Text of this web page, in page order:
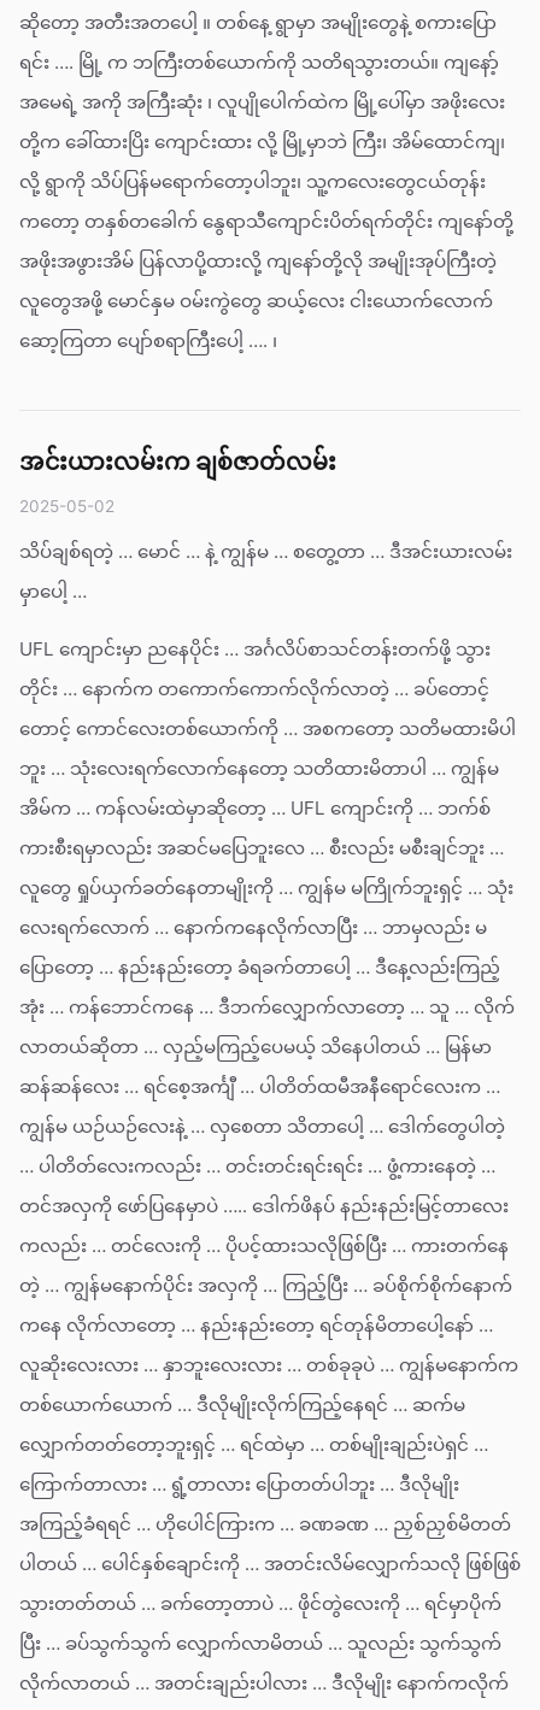
ဆိုတော့ အတီးအတပေါ့ ။ တစ်နေ့ ရွာမှာ အမျိုးတွေနဲ့ စကားပြော
ရင်း …. မြို့ က ဘကြီးတစ်ယောက်ကို သတိရသွားတယ်။ ကျနော့်
အမေရဲ့ အကို အကြီးဆုံး ၊ လူပျိုပေါက်ထဲက မြို့ပေါ်မှာ အဖိုးလေး
တို့က ခေါ်ထားပြိး ကျောင်းထား လို့ မြို့မှာဘဲ ကြီး၊ အိမ်ထောင်ကျ၊
လို့ ရွာကို သိပ်ပြန်မရောက်တော့ပါဘူး၊ သူ့ကလေးတွေငယ်တုန်း
ကတော့ တနှစ်တခေါက် နွေရာသီကျောင်းပိတ်ရက်တိုင်း ကျနော်တို့
အဖိုးအဖွားအိမ် ပြန်လာပို့ထားလို့ ကျနော်တို့လို အမျိုးအုပ်ကြီးတဲ့
လူတွေအဖို့ မောင်နှမ ဝမ်းကွဲတွေ ဆယ့်လေး ငါးယောက်လောက်
ဆော့ကြတာ ပျော်စရာကြီးပေါ့ …. ၊
အင်းယားလမ်းက ချစ်ဇာတ်လမ်း
2025-05-02
သိပ်ချစ်ရတဲ့ … မောင် … နဲ့ ကျွန်မ … စတွေ့တာ … ဒီအင်းယားလမ်း
မှာပေါ့ …
UFL ကျောင်းမှာ ညနေပိုင်း … အင်္ဂလိပ်စာသင်တန်းတက်ဖို့ သွား
တိုင်း … နောက်က တကောက်ကောက်လိုက်လာတဲ့ … ခပ်တောင့်
တောင့် ကောင်လေးတစ်ယောက်ကို … အစကတော့ သတိမထားမိပါ
ဘူး … သုံးလေးရက်လောက်နေတော့ သတိထားမိတာပါ … ကျွန်မ
အိမ်က … ကန်လမ်းထဲမှာဆိုတော့ … UFL ကျောင်းကို … ဘက်စ်
ကားစီးရမှာလည်း အဆင်မပြေဘူးလေ … စီးလည်း မစီးချင်ဘူး …
လူတွေ ရှုပ်ယှက်ခတ်နေတာမျိုးကို … ကျွန်မ မကြိုက်ဘူးရှင့် … သုံး
လေးရက်လောက် … နောက်ကနေလိုက်လာပြီး … ဘာမှလည်း မ
ပြောတော့ … နည်းနည်းတော့ ခံရခက်တာပေါ့ … ဒီနေ့လည်းကြည့်
အုံး … ကန်ဘောင်ကနေ … ဒီဘက်လျှောက်လာတော့ … သူ … လိုက်
လာတယ်ဆိုတာ … လှည့်မကြည့်ပေမယ့် သိနေပါတယ် … မြန်မာ
ဆန်ဆန်လေး … ရင်စေ့အင်္ကျီ … ပါတိတ်ထမီအနီရောင်လေးက …
ကျွန်မ ယဉ်ယဉ်လေးနဲ့ … လှစေတာ သိတာပေါ့ … ဒေါက်တွေပါတဲ့
… ပါတိတ်လေးကလည်း … တင်းတင်းရင်းရင်း … ဖွံ့ကားနေတဲ့ …
တင်အလှကို ဖော်ပြနေမှာပဲ ….. ဒေါက်ဖိနပ် နည်းနည်းမြင့်တာလေး
ကလည်း … တင်လေးကို … ပိုပင့်ထားသလိုဖြစ်ပြီး … ကားတက်နေ
တဲ့ … ကျွန်မနောက်ပိုင်း အလှကို … ကြည့်ပြီး … ခပ်စိုက်စိုက်နောက်
ကနေ လိုက်လာတော့ … နည်းနည်းတော့ ရင်တုန်မိတာပေါ့နော် …
လူဆိုးလေးလား … နှာဘူးလေးလား … တစ်ခုခုပဲ … ကျွန်မနောက်က
တစ်ယောက်ယောက် … ဒီလိုမျိုးလိုက်ကြည့်နေရင် … ဆက်မ
လျှောက်တတ်တော့ဘူးရှင့် … ရင်ထဲမှာ … တစ်မျိုးချည်းပဲရှင် …
ကြောက်တာလား … ရွံ့တာလား ပြောတတ်ပါဘူး … ဒီလိုမျိုး
အကြည့်ခံရရင် … ဟိုပေါင်ကြားက … ခဏခဏ … ညှစ်ညှစ်မိတတ်
ပါတယ် … ပေါင်နှစ်ချောင်းကို … အတင်းလိမ်လျှောက်သလို ဖြစ်ဖြစ်
သွားတတ်တယ် … ခက်တော့တာပဲ … ဖိုင်တွဲလေးကို … ရင်မှာပိုက်
ပြီး … ခပ်သွက်သွက် လျှောက်လာမိတယ် … သူလည်း သွက်သွက်
လိုက်လာတယ် … အတင်းချည်းပါလား … ဒီလိုမျိုး နောက်ကလိုက်